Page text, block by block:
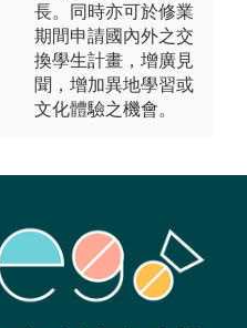
長。同時亦可於修業
期間申請國內外之交
換學生計畫，增廣見
聞，增加異地學習或
文化體驗之機會。